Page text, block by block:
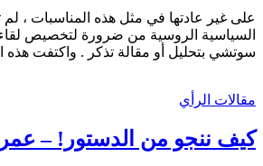
على غير عادتها في مثل هذه المناسبات ،
سوتشي بتحليل أو مقالة تذكر . واكتفت
مقالات الرأي
كيف ننجو من الدستور! –